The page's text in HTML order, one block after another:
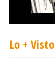
Lo + Visto